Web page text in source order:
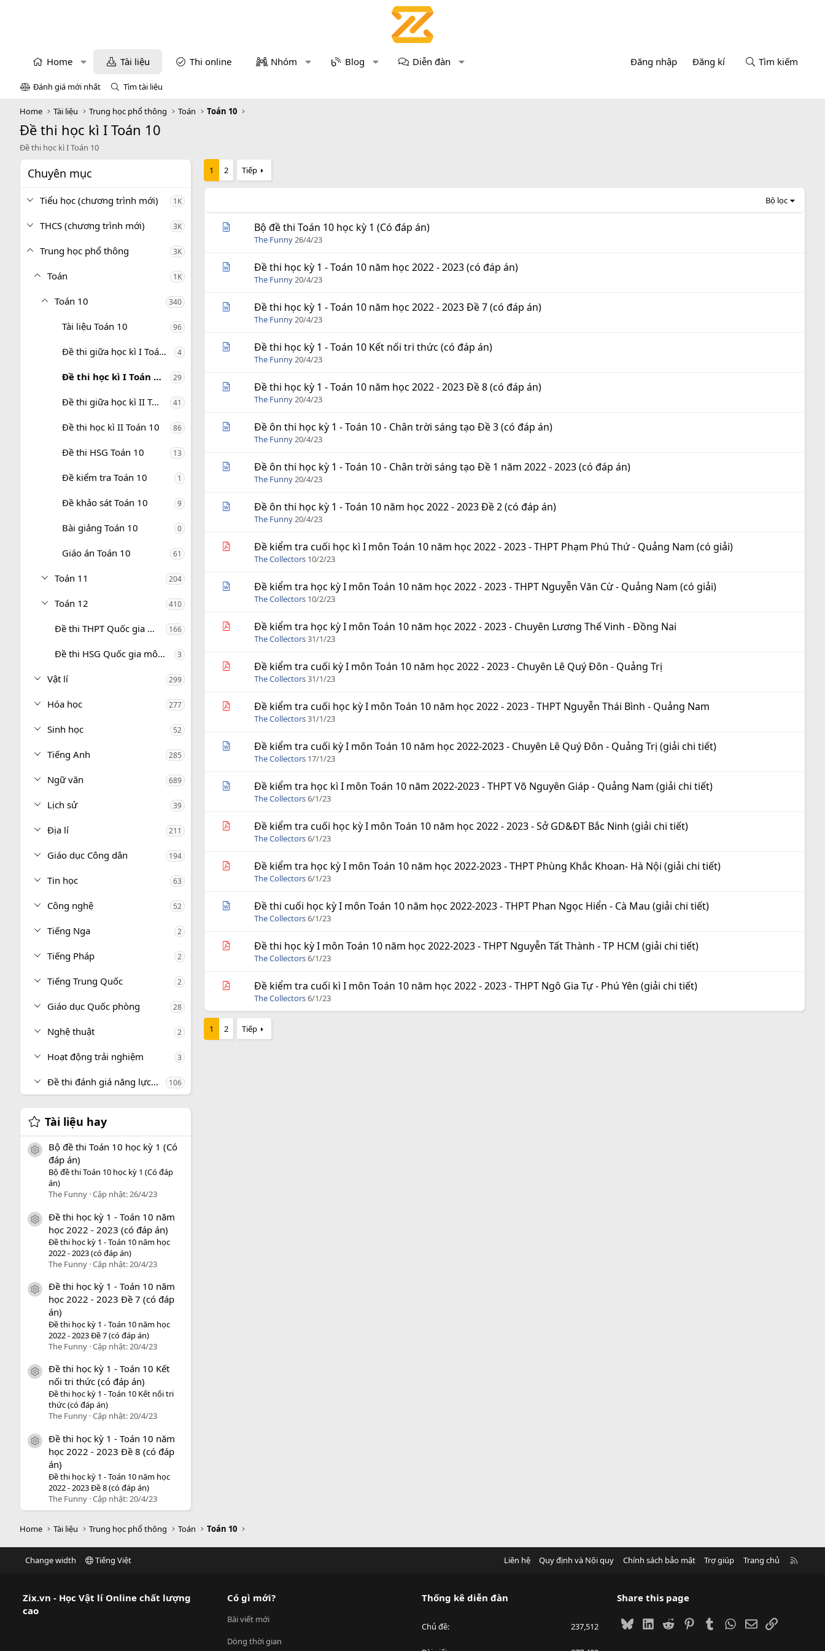
Home Tài liệu Thi online Nhóm Blog Diễn đàn Đăng nhập Đăng kí Tìm kiếm
Đánh giá mới nhất Tìm tài liệu
Home Tài liệu Trung học phổ thông Toán Toán 10
Đề thi học kì I Toán 10
Đề thi học kì I Toán 10
Chuyên mục
Tiểu học (chương trình mới) 1K
THCS (chương trình mới) 3K
Trung học phổ thông 3K
Toán 1K
Toán 10 340
Tài liệu Toán 10 96
Đề thi giữa học kì I Toán 10 4
Đề thi học kì I Toán 10 29
Đề thi giữa học kì II Toán 10 41
Đề thi học kì II Toán 10 86
Đề thi HSG Toán 10 13
Đề kiểm tra Toán 10 1
Đề khảo sát Toán 10 9
Bài giảng Toán 10 0
Giáo án Toán 10 61
Toán 11 204
Toán 12 410
Đề thi THPT Quốc gia môn Toán 166
Đề thi HSG Quốc gia môn Toán 3
Vật lí 299
Hóa học 277
Sinh học 52
Tiếng Anh 285
Ngữ văn 689
Lịch sử 39
Địa lí 211
Giáo dục Công dân 194
Tin học 63
Công nghệ 52
Tiếng Nga 2
Tiếng Pháp 2
Tiếng Trung Quốc 2
Giáo dục Quốc phòng 28
Nghệ thuật 2
Hoạt động trải nghiệm 3
Đề thi đánh giá năng lực, tư duy 106
Tài liệu hay
icon tài liệu
Bộ đề thi Toán 10 học kỳ 1 (Có
đáp án)
Bộ đề thi Toán 10 học kỳ 1 (Có đáp
án)
The Funny Cập nhật:26/4/23
icon tài liệu
Đề thi học kỳ 1 - Toán 10 năm
học 2022 - 2023 (có đáp án)
Đề thi học kỳ 1 - Toán 10 năm học
2022 - 2023 (có đáp án)
The Funny Cập nhật:20/4/23
icon tài liệu
Đề thi học kỳ 1 - Toán 10 năm
học 2022 - 2023 Đề 7 (có đáp
án)
Đề thi học kỳ 1 - Toán 10 năm học
2022 - 2023 Đề 7 (có đáp án)
The Funny Cập nhật:20/4/23
icon tài liệu
Đề thi học kỳ 1 - Toán 10 Kết
nối tri thức (có đáp án)
Đề thi học kỳ 1 - Toán 10 Kết nối tri
thức (có đáp án)
The Funny Cập nhật:20/4/23
icon tài liệu
Đề thi học kỳ 1 - Toán 10 năm
học 2022 - 2023 Đề 8 (có đáp
án)
Đề thi học kỳ 1 - Toán 10 năm học
2022 - 2023 Đề 8 (có đáp án)
The Funny Cập nhật: 20/4/23
1 2 Tiếp
Bộ lọc
Bộ đề thi Toán 10 học kỳ 1 (Có đáp án)
The Funny26/4/23
Đề thi học kỳ 1 - Toán 10 năm học 2022 - 2023 (có đáp án)
The Funny20/4/23
Đề thi học kỳ 1 - Toán 10 năm học 2022 - 2023 Đề 7 (có đáp án)
The Funny20/4/23
Đề thi học kỳ 1 - Toán 10 Kết nối tri thức (có đáp án)
The Funny20/4/23
Đề thi học kỳ 1 - Toán 10 năm học 2022 - 2023 Đề 8 (có đáp án)
The Funny20/4/23
Đề ôn thi học kỳ 1 - Toán 10 - Chân trời sáng tạo Đề 3 (có đáp án)
The Funny20/4/23
Đề ôn thi học kỳ 1 - Toán 10 - Chân trời sáng tạo Đề 1 năm 2022 - 2023 (có đáp án)
The Funny20/4/23
Đề ôn thi học kỳ 1 - Toán 10 năm học 2022 - 2023 Đề 2 (có đáp án)
The Funny20/4/23
Đề kiểm tra cuối học kì I môn Toán 10 năm học 2022 - 2023 - THPT Phạm Phú Thứ - Quảng Nam (có giải)
The Collectors 10/2/23
Đề kiểm tra học kỳ I môn Toán 10 năm học 2022 - 2023 - THPT Nguyễn Văn Cừ - Quảng Nam (có giải)
The Collectors 10/2/23
Đề kiểm tra học kỳ I môn Toán 10 năm học 2022 - 2023 - Chuyên Lương Thế Vinh - Đồng Nai
The Collectors31/1/23
Đề kiểm tra cuối kỳ I môn Toán 10 năm học 2022 - 2023 - Chuyên Lê Quý Đôn - Quảng Trị
The Collectors31/1/23
Đề kiểm tra cuối học kỳ I môn Toán 10 năm học 2022 - 2023 - THPT Nguyễn Thái Bình - Quảng Nam
The Collectors31/1/23
Đề kiểm tra cuối kỳ I môn Toán 10 năm học 2022-2023 - Chuyên Lê Quý Đôn - Quảng Trị (giải chi tiết)
The Collectors 17/1/23
Đề kiểm tra học kì I môn Toán 10 năm 2022-2023 - THPT Võ Nguyên Giáp - Quảng Nam (giải chi tiết)
The Collectors6/1/23
Đề kiểm tra cuối học kỳ I môn Toán 10 năm học 2022 - 2023 - Sở GD&ĐT Bắc Ninh (giải chi tiết)
The Collectors6/1/23
Đề kiểm tra học kỳ I môn Toán 10 năm học 2022-2023 - THPT Phùng Khắc Khoan- Hà Nội (giải chi tiết)
The Collectors6/1/23
Đề thi cuối học kỳ I môn Toán 10 năm học 2022-2023 - THPT Phan Ngọc Hiển - Cà Mau (giải chi tiết)
The Collectors6/1/23
Đề thi học kỳ I môn Toán 10 năm học 2022-2023 - THPT Nguyễn Tất Thành - TP HCM (giải chi tiết)
The Collectors6/1/23
Đề kiểm tra cuối kì I môn Toán 10 năm học 2022 - 2023 - THPT Ngô Gia Tự - Phú Yên (giải chi tiết)
The Collectors6/1/23
1 2 Tiếp
Home Tài liệu Trung học phổ thông Toán Toán 10
Change width Tiếng Việt Liên hệ Quy định và Nội quy Chính sách bảo mật Trợ giúp Trang chủ
Zix.vn - Học Vật lí Online chất lượng
cao
Có gì mới?
Bài viết mới
Dòng thời gian
Thống kê diễn đàn
Chủ đề 237,512
Share this page
BlueskyLinkedIn
Reddit PinterestTumblrWhatsApp
EmailLink